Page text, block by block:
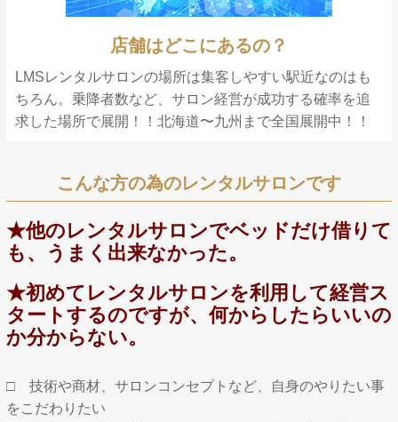
店舗はどこにあるの？
LMSレンタルサロンの場所は集客しやすい駅近なのはも
ちろん。乗降者数など、サロン経営が成功する確率を追
求した場所で展開！！北海道〜九州まで全国展開中！！
こんな方の為のレンタルサロンです
★他のレンタルサロンでベッドだけ借りて
も、うまく出来なかった。
★初めてレンタルサロンを利用して経営ス
タートするのですが、何からしたらいいの
か分からない。
□ 技術や商材、サロンコンセプトなど、自身のやりたい事
をこだわりたい